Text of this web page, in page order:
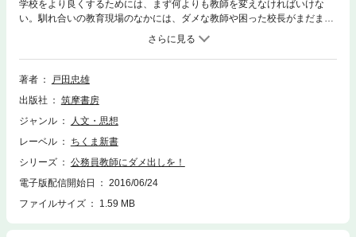
学校をより良くするためには、まず何よりも教師を変えなければいけな
い。馴れ合いの教育現場のなかには、ダメな教師や困った校長がまだまだ
存在する。同時に、能力が高い教師は正しく評価されてはいない。それ
は、教育というサービスを受ける児童生徒と保護者をないがしろにしてき
たからだ。今必要なのは学習者による評価制度だ。評価制度の具体例を提
示しながら、その可能性に迫っていく。
著者
戸田忠雄
出版社
筑摩書房
ジャンル
人文・思想
レーベル
ちくま新書
シリーズ
公務員教師にダメ出しを！
電子版配信開始日
2016/06/24
ファイルサイズ
1.59 MB